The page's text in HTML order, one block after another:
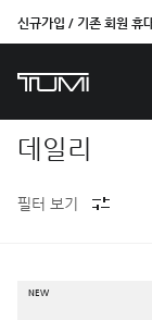
신규가입 / 기존 회원 휴
데일리
필터 보기
NEW